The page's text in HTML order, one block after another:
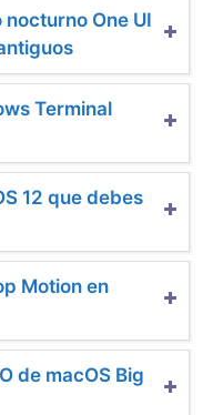
One UI
Terminal
12 que debes
Motion en
de macOS Big